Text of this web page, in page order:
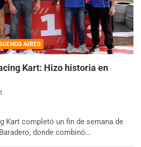
AIRES
Kart: Hizo historia en
Kart completó un fin de semana de
donde combinó…